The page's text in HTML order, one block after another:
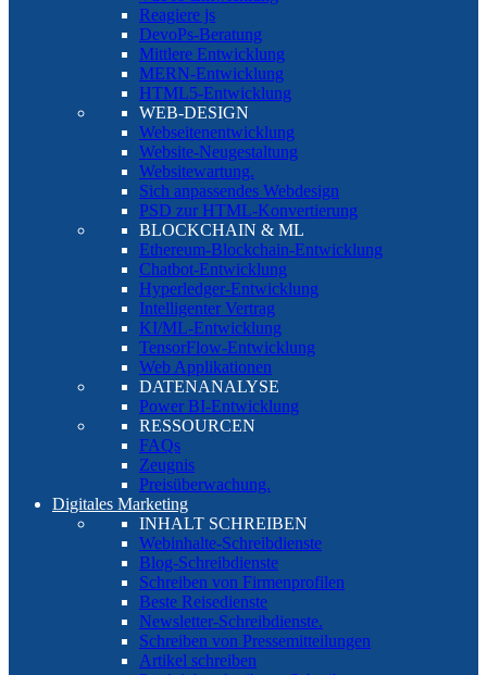
Reagiere js
DevoPs-Beratung
Mittlere Entwicklung
MERN-Entwicklung
HTML5-Entwicklung
WEB-DESIGN
Webseitenentwicklung
Website-Neugestaltung
Websitewartung.
Sich anpassendes Webdesign
PSD zur HTML-Konvertierung
BLOCKCHAIN & ML
Ethereum-Blockchain-Entwicklung
Chatbot-Entwicklung
Hyperledger-Entwicklung
Intelligenter Vertrag
KI/ML-Entwicklung
TensorFlow-Entwicklung
Web Applikationen
DATENANALYSE
Power BI-Entwicklung
RESSOURCEN
FAQs
Zeugnis
Preisüberwachung.
Digitales Marketing
INHALT SCHREIBEN
Webinhalte-Schreibdienste
Blog-Schreibdienste
Schreiben von Firmenprofilen
Beste Reisedienste
Newsletter-Schreibdienste.
Schreiben von Pressemitteilungen
Artikel schreiben